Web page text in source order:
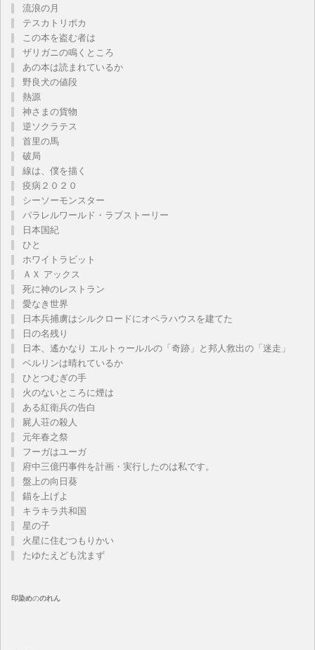
流浪の月
テスカトリポカ
この本を盗む者は
ザリガニの鳴くところ
あの本は読まれているか
野良犬の値段
熱源
神さまの貨物
逆ソクラテス
首里の馬
破局
線は、僕を描く
疫病２０２０
シーソーモンスター
パラレルワールド・ラブストーリー
日本国紀
ひと
ホワイトラビット
ＡＸ アックス
死に神のレストラン
愛なき世界
日本兵捕虜はシルクロードにオペラハウスを建てた
日の名残り
日本、遙かなり エルトゥールルの「奇跡」と邦人救出の「迷走」
ベルリンは晴れているか
ひとつむぎの手
火のないところに煙は
ある紅衛兵の告白
屍人荘の殺人
元年春之祭
フーガはユーガ
府中三億円事件を計画・実行したのは私です。
盤上の向日葵
錨を上げよ
キラキラ共和国
星の子
火星に住むつもりかい
たゆたえども沈まず
印染めののれん